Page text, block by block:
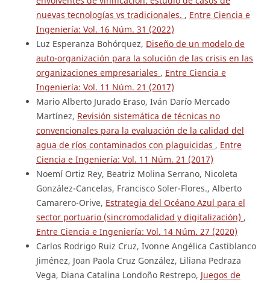
nuevas tecnologías vs tradicionales. , Entre Ciencia e
Ingeniería: Vol. 16 Núm. 31 (2022)
Luz Esperanza Bohórquez, Diseño de un modelo de
auto-organización para la solución de las crisis en las
organizaciones empresariales , Entre Ciencia e
Ingeniería: Vol. 11 Núm. 21 (2017)
Mario Alberto Jurado Eraso, Iván Darío Mercado
Martínez, Revisión sistemática de técnicas no
convencionales para la evaluación de la calidad del
agua de ríos contaminados con plaguicidas , Entre
Ciencia e Ingeniería: Vol. 11 Núm. 21 (2017)
Noemí Ortiz Rey, Beatriz Molina Serrano, Nicoleta
González-Cancelas, Francisco Soler-Flores., Alberto
Camarero-Orive, Estrategia del Océano Azul para el
sector portuario (sincromodalidad y digitalización) ,
Entre Ciencia e Ingeniería: Vol. 14 Núm. 27 (2020)
Carlos Rodrigo Ruiz Cruz, Ivonne Angélica Castiblanco
Jiménez, Joan Paola Cruz González, Liliana Pedraza
Vega, Diana Catalina Londoño Restrepo, Juegos de